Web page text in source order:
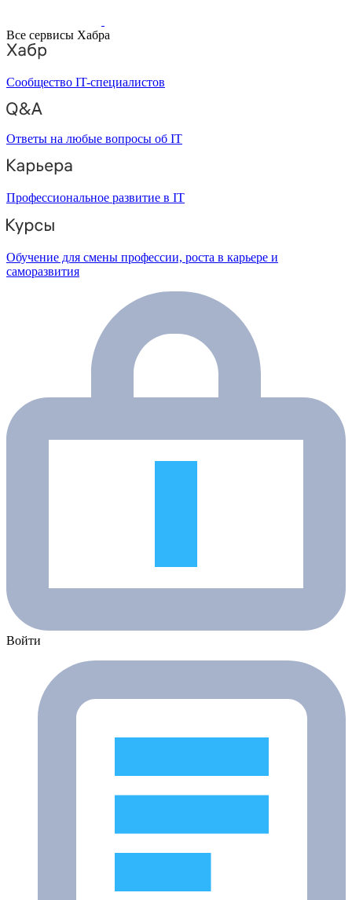
Все сервисы Хабра
Сообщество IT-специалистов
Ответы на любые вопросы об IT
Профессиональное развитие в IT
Обучение для смены профессии, роста в карьере и
саморазвития
Войти